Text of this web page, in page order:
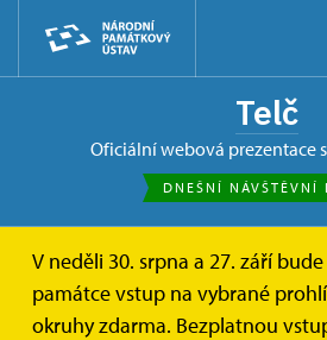
Telč
oficiální webová prezentace
DNEŠNÍ NÁVŠTĚVNÍ
V neděli 30. srpna a 27. září
památce vstup na vybrané
okruhy zdarma. Bezplatnou